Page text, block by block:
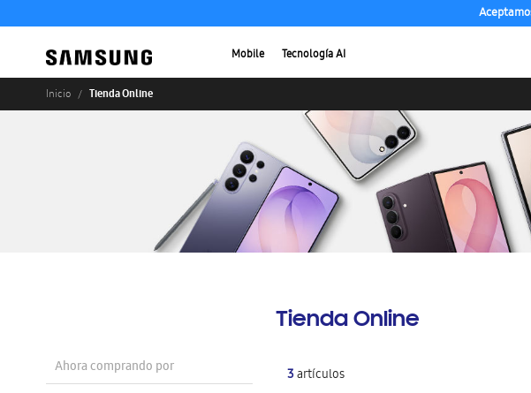
Mobile Tecnología AI
Inicio Tienda Online
Tienda Online
3artículos
Ahora comprando por